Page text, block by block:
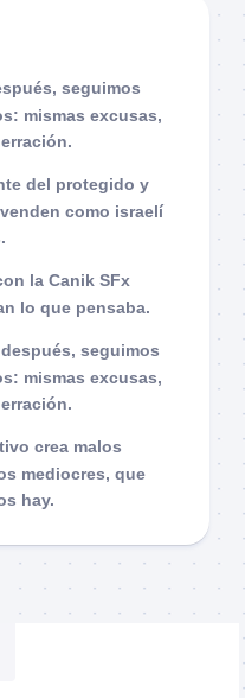
seguimos
mismas excusas,
del protegido y
como israelí
la Canik SFx
lo que pensaba.
seguimos
mismas excusas,
crea malos
mediocres, que
hay.